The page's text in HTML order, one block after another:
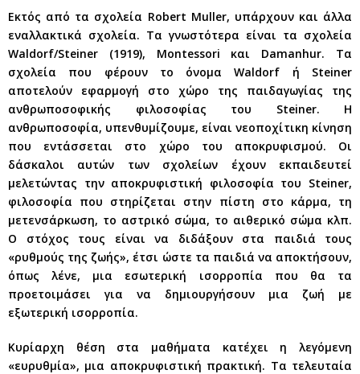
Εκτός από τα σχολεία Robert Muller, υπάρχουν και άλλα
εναλλακτικά σχολεία. Τα γνωστότερα είναι τα σχολεία
Waldorf/Steiner (1919), Montessori και Damanhur. Τα
σχολεία που φέρουν το όνομα Waldorf ή Steiner
αποτελούν εφαρμογή στο χώρο της παιδαγωγίας της
ανθρωποσοφικής φιλοσοφίας του Steiner. Η
ανθρωποσοφία, υπενθυμίζουμε, είναι νεοποχίτικη κίνηση
που εντάσσεται στο χώρο του αποκρυφισμού. Οι
δάσκαλοι αυτών των σχολείων έχουν εκπαιδευτεί
μελετώντας την αποκρυφιστική φιλοσοφία του Steiner,
φιλοσοφία που στηρίζεται στην πίστη στο κάρμα, τη
μετενσάρκωση, το αστρικό σώμα, το αιθερικό σώμα κλπ.
Ο στόχος τους είναι να διδάξουν στα παιδιά τους
«ρυθμούς της ζωής», έτσι ώστε τα παιδιά να αποκτήσουν,
όπως λένε, μια εσωτερική ισορροπία που θα τα
προετοιμάσει για να δημιουργήσουν μια ζωή με
εξωτερική ισορροπία.
Κυρίαρχη θέση στα μαθήματα κατέχει η λεγόμενη
«ευρυθμία», μια αποκρυφιστική πρακτική. Τα τελευταία